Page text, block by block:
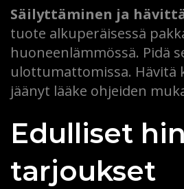
Säilyttäminen ja
tuote alkuperäisessä
huoneenlämmössä. Pidä
ulottumattomissa. Hävitä
jäänyt lääke ohjeiden
Edulliset
tarjoukset